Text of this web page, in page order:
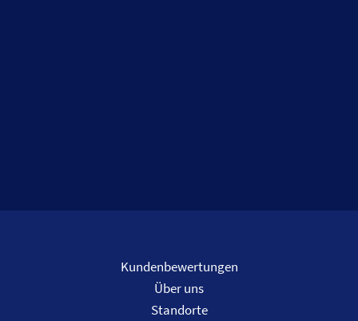
Kundenbewertungen
Über uns
Standorte